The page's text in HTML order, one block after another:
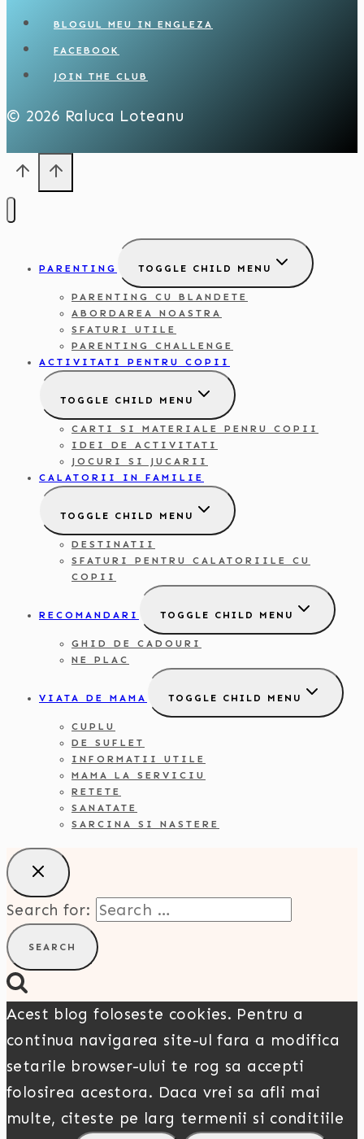
BLOGUL MEU IN ENGLEZA
FACEBOOK
JOIN THE CLUB
© 2026 Raluca Loteanu
PARENTING TOGGLE CHILD MENU
PARENTING CU BLANDETE
ABORDAREA NOASTRA
SFATURI UTILE
PARENTING CHALLENGE
ACTIVITATI PENTRU COPII
TOGGLE CHILD MENU
CARTI SI MATERIALE PENRU COPII
IDEI DE ACTIVITATI
JOCURI SI JUCARII
CALATORII IN FAMILIE
TOGGLE CHILD MENU
DESTINATII
SFATURI PENTRU CALATORIILE CU
COPII
RECOMANDARI TOGGLE CHILD MENU
GHID DE CADOURI
NE PLAC
VIATA DE MAMA TOGGLE CHILD MENU
CUPLU
DE SUFLET
INFORMATII UTILE
MAMA LA SERVICIU
RETETE
SANATATE
SARCINA SI NASTERE
Search for:
Acest blog foloseste cookies. Pentru a
continua navigarea site-ul fara a modifica
setarile browser-ului te rog sa accepti
folosirea acestora. Daca vrei sa afli mai
multe, citeste pe larg termenii si conditiile